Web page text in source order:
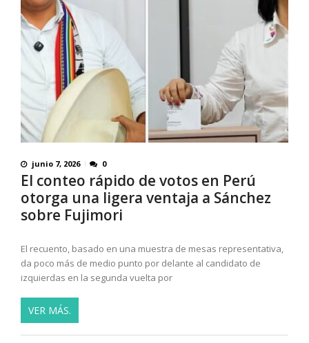
junio 7, 2026 0
El conteo rápido de votos en Perú
otorga una ligera ventaja a Sánchez
sobre Fujimori
El recuento, basado en una muestra de mesas representativa,
da poco más de medio punto por delante al candidato de
izquierdas en la segunda vuelta por
VER MÁS.